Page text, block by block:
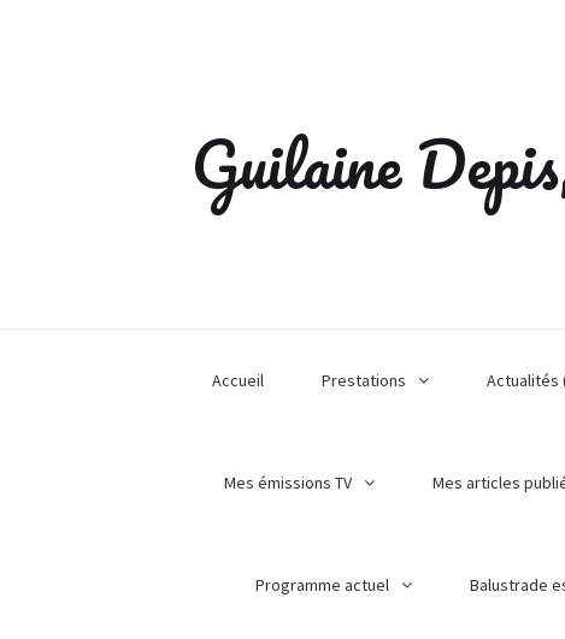
Guilaine
Accueil Prestations Actualités
Mes émissions TV Mes articles
Programme actuel Balustrade